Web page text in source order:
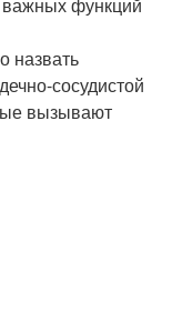
функций
назвать
сосудистой
вызывают